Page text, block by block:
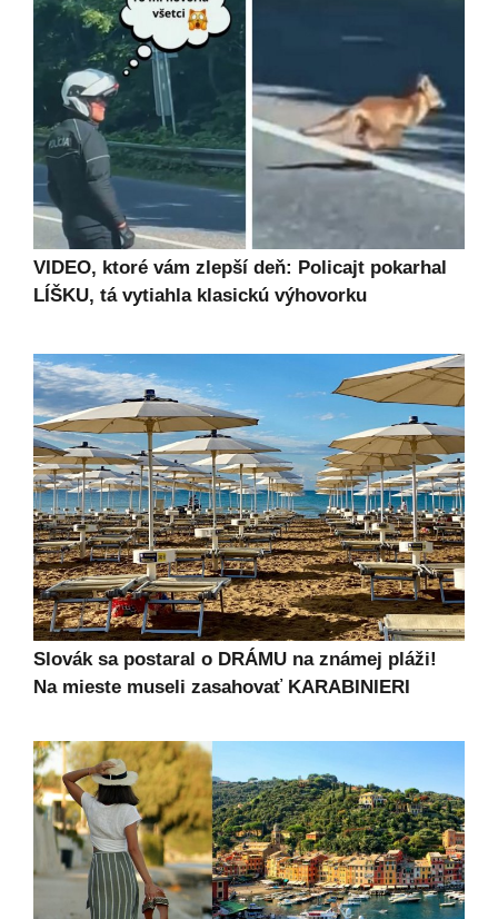
VIDEO, ktoré vám zlepší deň: Policajt pokarhal
LÍŠKU, tá vytiahla klasickú výhovorku
Slovák sa postaral o DRÁMU na známej pláži!
Na mieste museli zasahovať KARABINIERI